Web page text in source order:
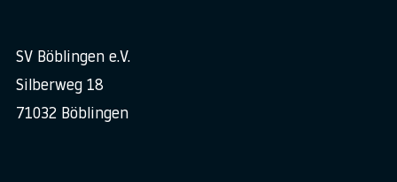
SV Böblingen e.V.
Silberweg 18
71032 Böblingen